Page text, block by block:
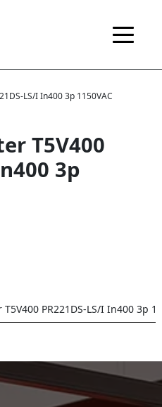
LS/I In400 3p 1150VAC
T5V400
3p
PR221DS-LS/I In400 3p